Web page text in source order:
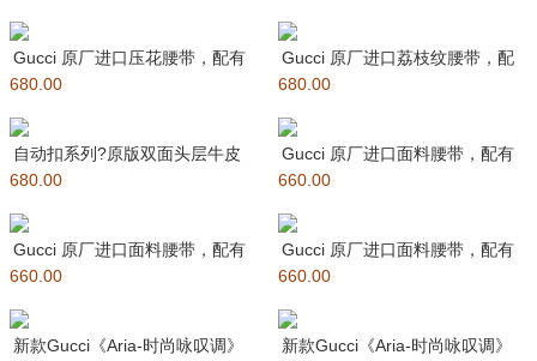
Gucci 原厂进口压花腰带，配有
互扣式双G带扣细节。磨
680.00
Gucci 原厂进口荔枝纹腰带，配
有互扣式双G带扣细节。双色
680.00
自动扣系列?原版双面头层牛皮
搭配钢扣五金，皮带易穿戴；抽
680.00
Gucci 原厂进口面料腰带，配有
单G式长型扣细节。亮面金属
660.00
Gucci 原厂进口面料腰带，配有
单G式长型扣细节。亮面金
660.00
Gucci 原厂进口面料腰带，配有
单G式长型扣细节。磨砂金
660.00
新款Gucci《Aria-时尚咏叹调》 新款Gucci《Aria-时尚咏叹调》